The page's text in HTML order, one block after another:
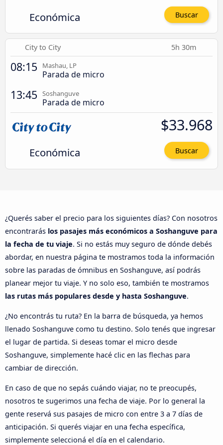
Económica Buscar
City to City 5h 30m
08:15 Mashau, LP
Parada de micro
13:45 Soshanguve
Parada de micro
Económica
$33.968
Buscar
¿Querés saber el precio para los siguientes días? Con nosotros
encontrarás los pasajes más económicos a Soshanguve para
la fecha de tu viaje. Si no estás muy seguro de dónde debés
abordar, en nuestra página te mostramos toda la información
sobre las paradas de ómnibus en Soshanguve, así podrás
planear mejor tu viaje. Y no solo eso, también te mostramos
las rutas más populares desde y hasta Soshanguve.
¿No encontrás tu ruta? En la barra de búsqueda, ya hemos
llenado Soshanguve como tu destino. Solo tenés que ingresar
el lugar de partida. Si deseas tomar el micro desde
Soshanguve, simplemente hacé clic en las flechas para
cambiar de dirección.
En caso de que no sepás cuándo viajar, no te preocupés,
nosotros te sugerimos una fecha de viaje. Por lo general la
gente reservá sus pasajes de micro con entre 3 a 7 días de
anticipación. Si querés viajar en una fecha específica,
simplemente seleccioná el día en el calendario.